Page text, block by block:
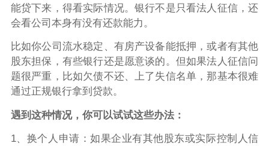
能贷下来，得看实际情况。银行不是只看法人征信，还
会看公司本身有没有还款能力。
比如你公司流水稳定、有房产设备能抵押，或者有其他
股东担保，有些银行还是愿意谈的。但如果法人征信问
题很严重，比如欠债不还、上了失信名单，那基本很难
通过正规银行拿到贷款。
遇到这种情况，你可以试试这些办法：
1、换个人申请：如果企业有其他股东或实际控制人信